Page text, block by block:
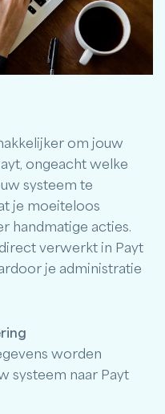
om jouw
ongeacht welke
systeem te
je moeiteloos
handmatige acties.
verwerkt in Payt
je administratie
worden
systeem naar Payt